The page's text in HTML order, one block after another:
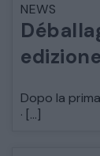
NEWS
Dopo la
· […]